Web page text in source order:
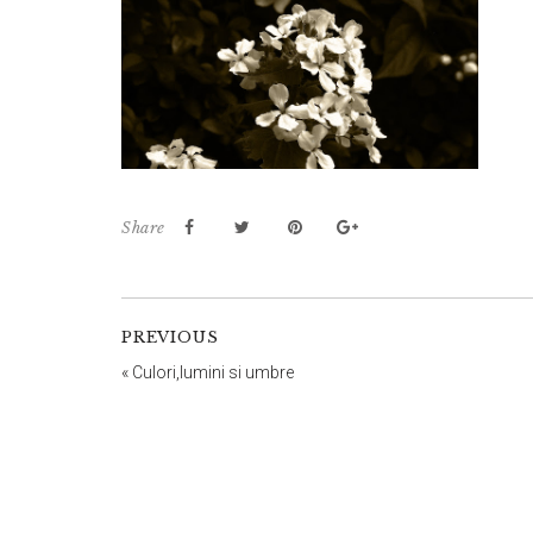
Share
PREVIOUS
« Culori,lumini si umbre